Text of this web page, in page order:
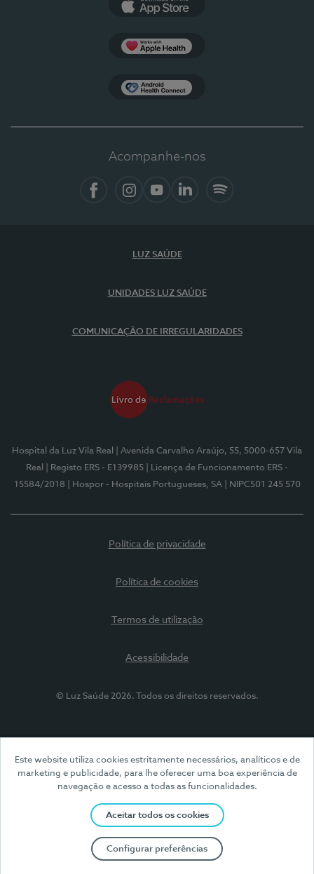
Este website utiliza cookies estritamente necessários, analíticos e de
marketing e publicidade, para lhe oferecer uma boa experiência de
navegação e acesso a todas as funcionalidades.
Aceitar todos os cookies
Configurar preferências
Acompanhe-nos
LUZ SAÚDE
UNIDADES LUZ SAÚDE
COMUNICAÇÃO DE IRREGULARIDADES
Hospital da Luz Vila Real
| Avenida Carvalho Araújo, 55, 5000-657 Vila
Real
| Registo ERS - E139985
| Licença de Funcionamento ERS -
15584/2018
| Hospor - Hospitais Portugueses, SA | NIPC501 245 570
Política de privacidade
Política de cookies
Termos de utilização
Acessibilidade
© Luz Saúde 2026. Todos os direitos reservados.